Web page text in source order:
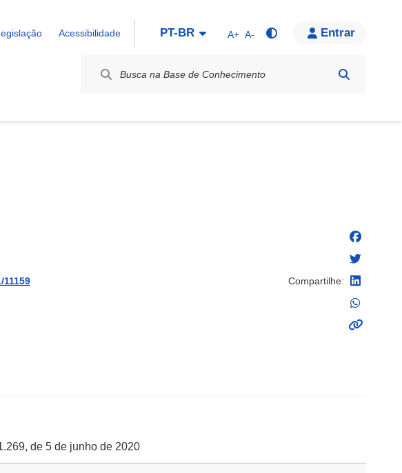
Acessibilidade PT-BR A+ A- Entrar
Compartilhe:
de 5 de junho de 2020